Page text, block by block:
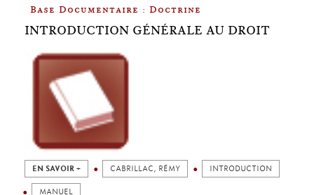
Base Documentaire : Doctrine
INTRODUCTION GÉNÉRALE AU DROIT
EN SAVOIR + CABRILLAC, RÉMY INTRODUCTION
MANUEL